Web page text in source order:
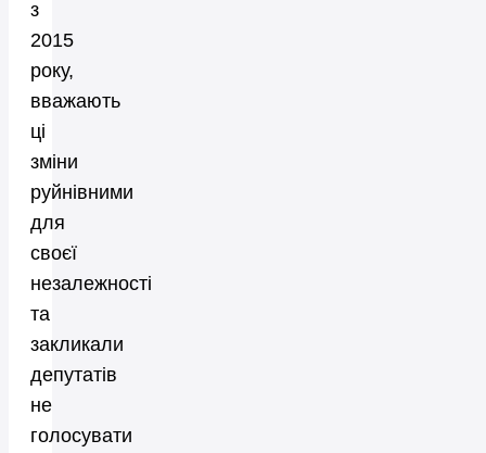
з
2015
року,
вважають
ці
зміни
руйнівними
для
своєї
незалежності
та
закликали
депутатів
не
голосувати